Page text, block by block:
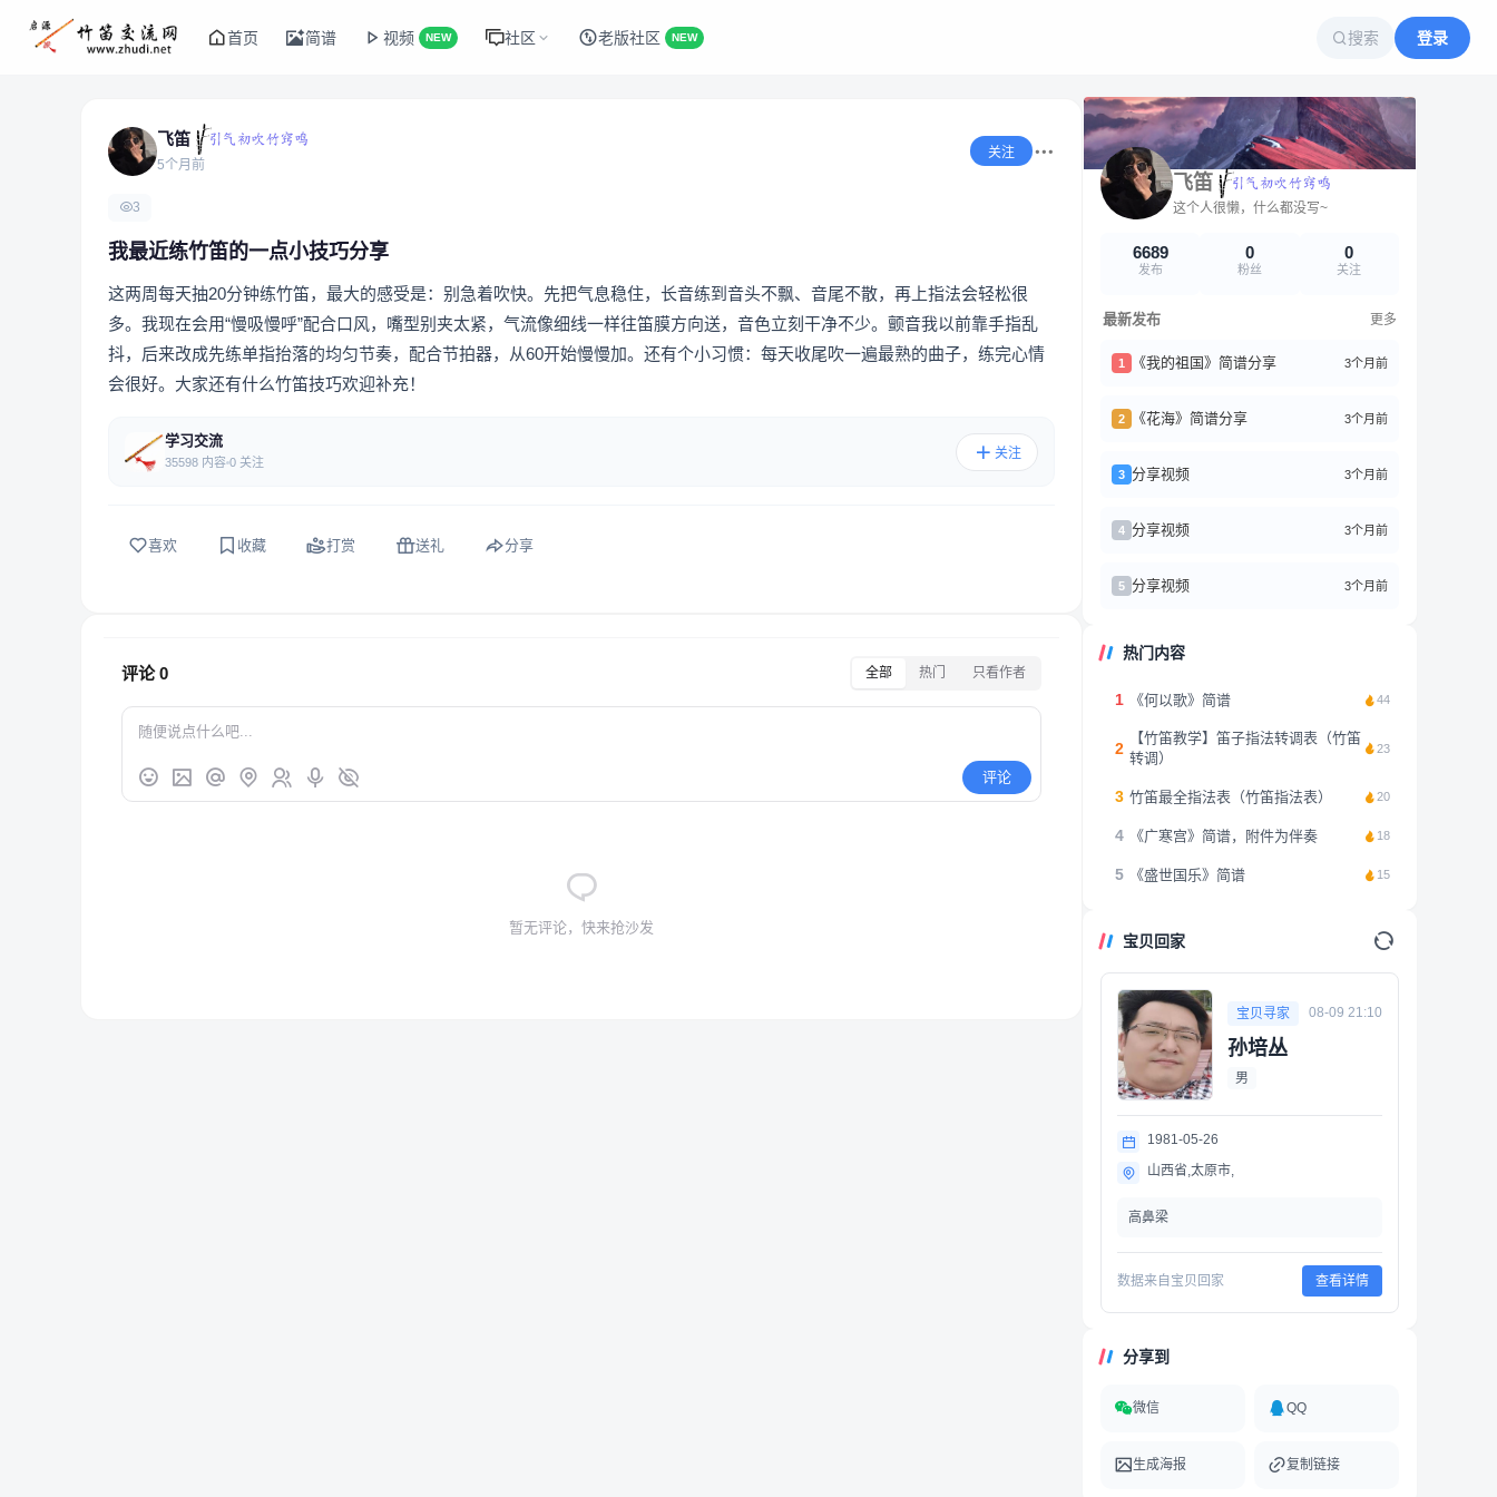
首页 简谱 视频 NEW 社区 老版社区 NEW 搜索 登录
飞笛
5个月前
关注
3
我最近练竹笛的一点小技巧分享
这两周每天抽20分钟练竹笛，最大的感受是：别急着吹快。先把气息稳住，长音练到音头不飘、音尾不散，再上指法会轻松很
多。我现在会用“慢吸慢呼”配合口风，嘴型别夹太紧，气流像细线一样往笛膜方向送，音色立刻干净不少。颤音我以前靠手指乱
抖，后来改成先练单指抬落的均匀节奏，配合节拍器，从60开始慢慢加。还有个小习惯：每天收尾吹一遍最熟的曲子，练完心情
会很好。大家还有什么竹笛技巧欢迎补充！
学习交流
35598 内容 0 关注
关注
喜欢 收藏 打赏 送礼 分享
评论0 全部 热门 只看作者
评论
暂无评论，快来抢沙发
飞笛
这个人很懒，什么都没写~
6689
发布
0
粉丝
0
关注
最新发布 更多
1 《我的祖国》简谱分享 3个月前
2 《花海》简谱分享 3个月前
3 分享视频 3个月前
4 分享视频 3个月前
5 分享视频 3个月前
热门内容
1 《何以歌》简谱 44
2
【竹笛教学】笛子指法转调表（竹笛
转调）
23
3 竹笛最全指法表（竹笛指法表） 20
4 《广寒宫》简谱，附件为伴奏 18
5 《盛世国乐》简谱 15
宝贝回家
宝贝寻家 08-09 21:10
孙培丛
男
1981-05-26
山西省,太原市,
高鼻梁
数据来自宝贝回家 查看详情
分享到
微信 QQ
生成海报 复制链接